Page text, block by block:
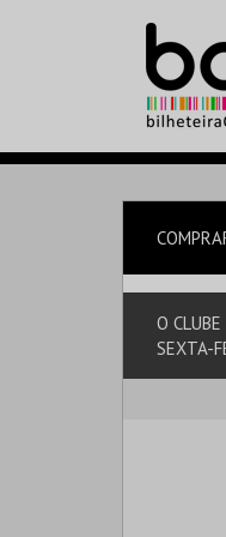
O
SEXTA-